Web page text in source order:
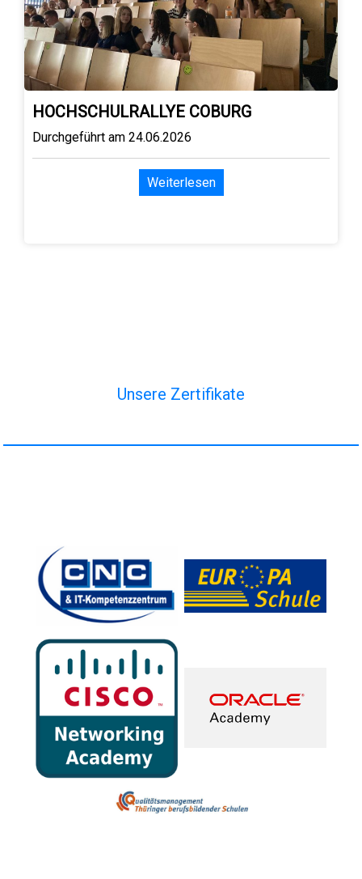
HOCHSCHULRALLYE COBURG
Durchgeführt am 24.06.2026
Weiterlesen
Unsere Zertifikate